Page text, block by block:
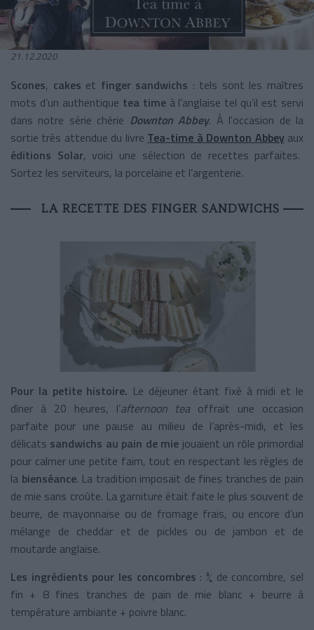
21.12.2020
Scones, cakes et finger sandwichs : tels sont les maîtres
mots d’un authentique tea timeà l’anglaise tel qu’il est servi
dans notre série chérie Downton Abbey. À l'occasion de la
sortie très attendue du livre Tea-time à Downton Abbey aux
éditions Solar, voici une sélection de recettes parfaites.
Sortez les serviteurs, la porcelaine et l’argenterie.
LA RECETTE DES FINGER SANDWICHS
Pour la petite histoire. Le déjeuner étant fixé à midi et le
dîner à 20 heures, l’afternoon tea offrait une occasion
parfaite pour une pause au milieu de l’après-midi, et les
délicats sandwichs au pain de mie jouaient un rôle primordial
pour calmer une petite faim, tout en respectant les règles de
la bienséance. La tradition imposait de fines tranches de pain
de mie sans croûte. La garniture était faite le plus souvent de
beurre, de mayonnaise ou de fromage frais, ou encore d’un
mélange de cheddar et de pickles ou de jambon et de
moutarde anglaise.
Les ingrédients pour les concombres : ¾ de concombre, sel
fin + 8 fines tranches de pain de mie blanc + beurre à
température ambiante + poivre blanc.